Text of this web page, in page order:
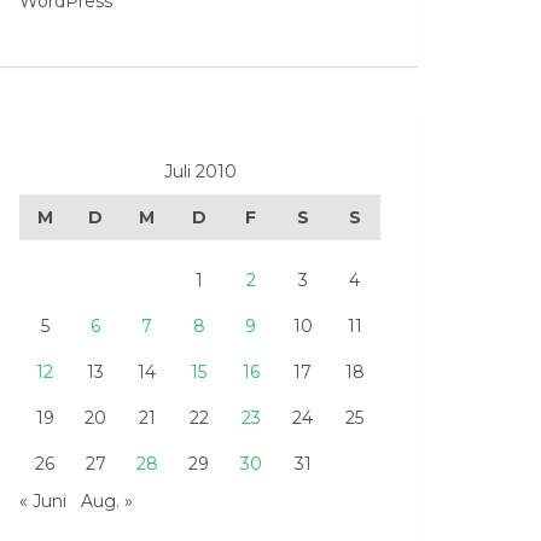
Juli 2010
M D M D F S S
1 2 3 4
5 6 7 8 9 10 11
12 13 14 15 16 17 18
19 20 21 22 23 24 25
26 27 28 29 30
31
« Juni
Aug. »